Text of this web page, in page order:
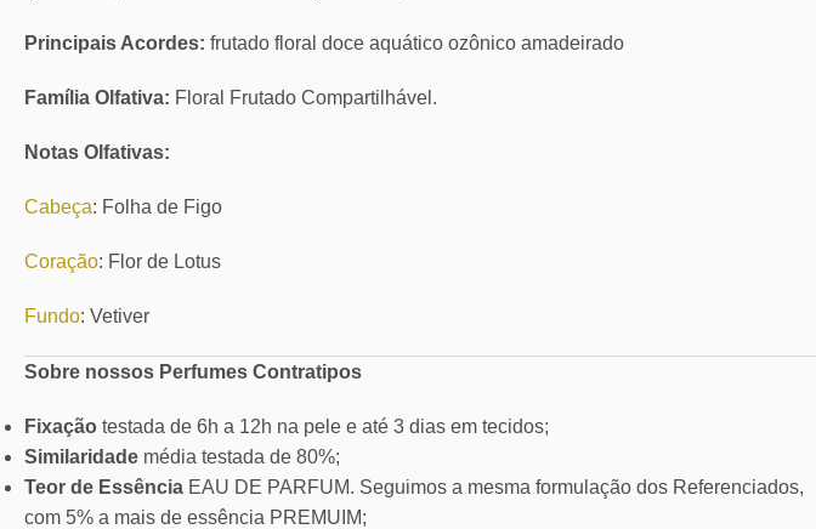
Principais Acordes: frutado floral doce aquático ozônico amadeirado
Família Olfativa: Floral Frutado Compartilhável.
Notas Olfativas:
Cabeça: Folha de Figo
Coração: Flor de Lotus
Fundo: Vetiver
Sobre nossos Perfumes Contratipos
Fixação testada de 6h a 12h na pele e até 3 dias em tecidos;
Similaridade média testada de 80%;
Teor de Essência EAU DE PARFUM. Seguimos a mesma formulação dos Referenciados,
com 5% a mais de essência PREMUIM;